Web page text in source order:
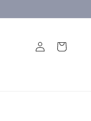
in
Varukorg